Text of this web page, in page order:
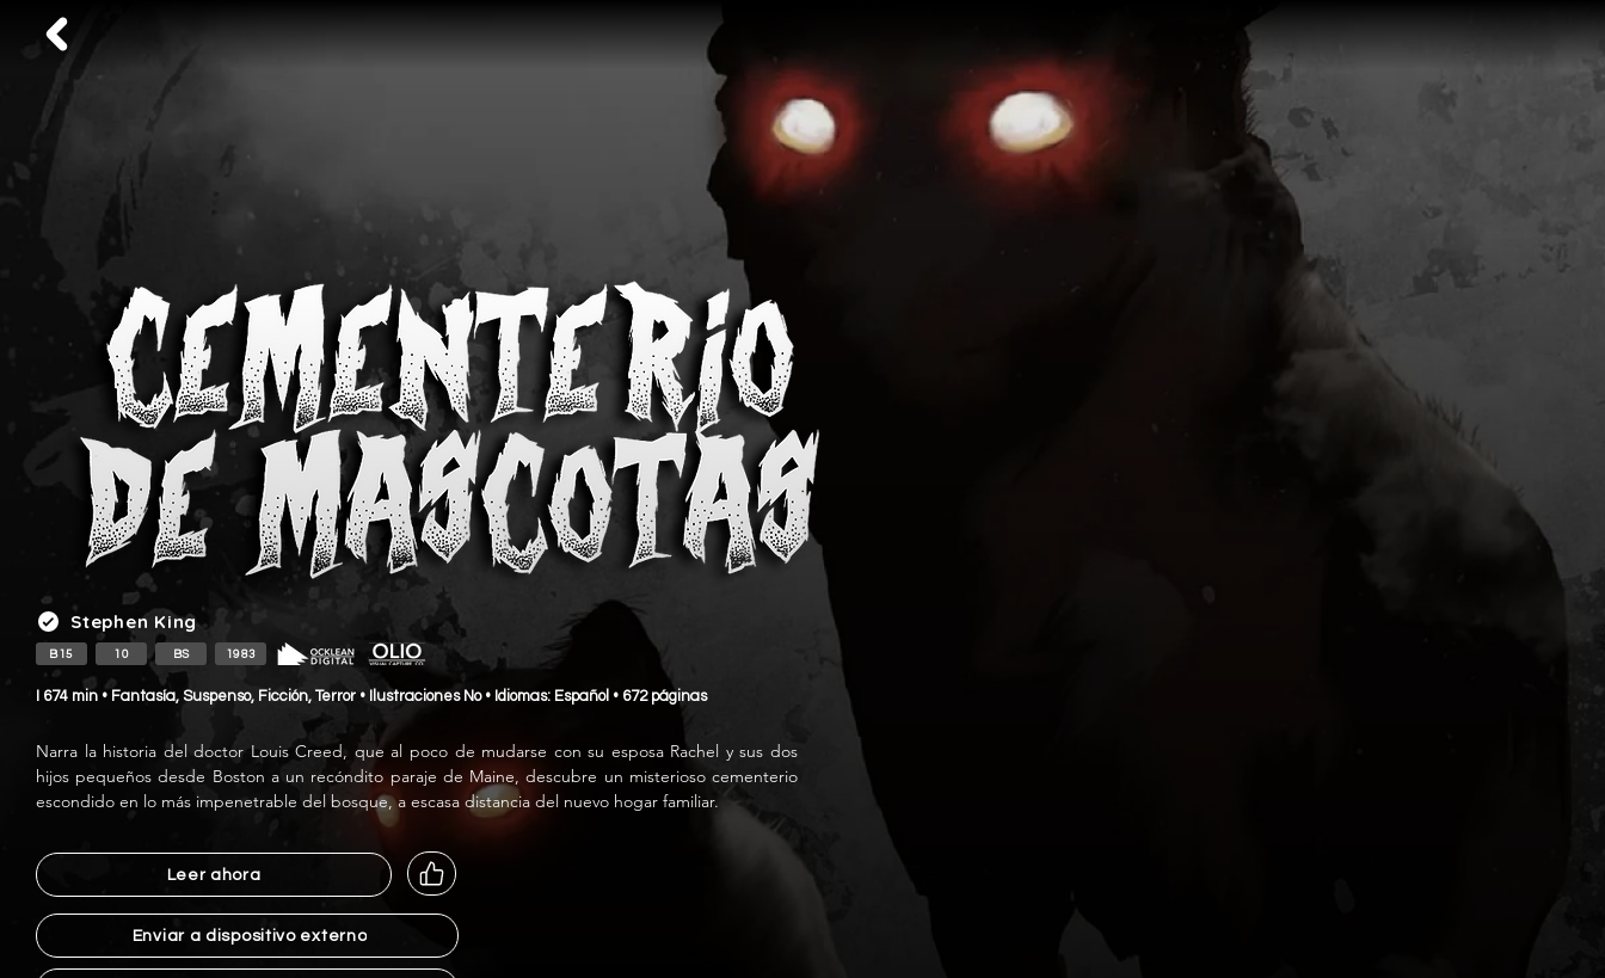
Stephen King
B15 10 BS 1983
I 674 min • Fantasía, Suspenso, Ficción, Terror • Ilustraciones No • Idiomas: Español • 672 páginas
Narra la historia del doctor Louis Creed, que al poco de mudarse con su esposa Rachel y sus dos
hijos pequeños desde Boston a un recóndito paraje de Maine, descubre un misterioso cementerio
escondido en lo más impenetrable del bosque, a escasa distancia del nuevo hogar familiar.
Leer ahora
Enviar a dispositivo externo